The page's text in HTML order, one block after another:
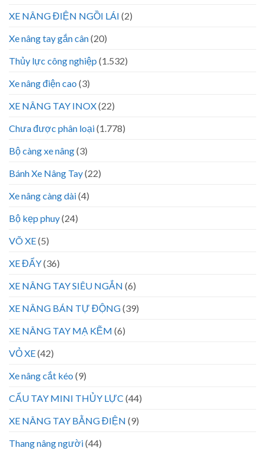
XE NÂNG ĐIỆN NGỒI LÁI (2)
Xe nâng tay gắn cân(20)
Thủy lực công nghiệp (1.532)
Xe nâng điện cao (3)
XE NÂNG TAY INOX(22)
Chưa được phân loại(1.778)
Bộ càng xe nâng(3)
Bánh Xe Nâng Tay(22)
Xe nâng càng dài(4)
Bộ kẹp phuy(24)
VÕ XE(5)
XE ĐẨY(36)
XE NÂNG TAY SIÊU NGẮN (6)
XE NÂNG BÁN TỰ ĐỘNG(39)
XE NÂNG TAY MẠ KẼM (6)
VỎ XE(42)
Xe nâng cắt kéo (9)
CẨU TAY MINI THỦY LỰC (44)
XE NÂNG TAY BẰNG ĐIỆN (9)
Thang nâng người(44)